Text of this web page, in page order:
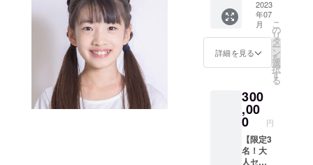
ンド
ロール
に掲載
名前
(ニック
をご記
入くだ
さい。
掲載す
るお名
前や企
いま
す。 ＊
打ち上
げ日
程：
8月にオ
ン
（zoom
想定）
での開
催を予
定して
エンド
ロール
special
thanks
画の本
編（約
20分想
定）+メ
イキン
グが収
エンド
ロール
special
thanks
でお名
前を記
キャス
ト&ス
タッフ
へのロ
ケ弁差
し入れ
権 ヒロ
2023
年07
月
詳細を見る
こ
の
リ
タ
ー
ン
を
選
択
す
る
300
,00
0 円
【限定3
名！大
人セッ